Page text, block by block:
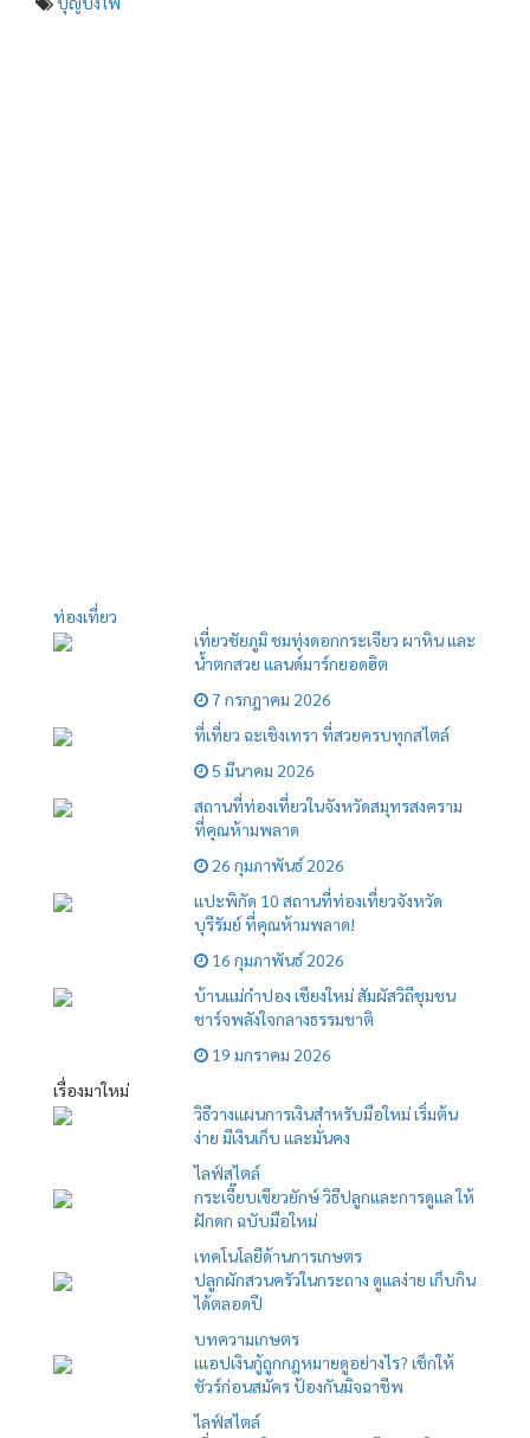
ท่องเที่ยว
เที่ยวชัยภูมิ ชมทุ่งดอกกระเจียว ผาหิน และ
น้ำตกสวย แลนด์มาร์กยอดฮิต
7 กรกฎาคม 2026
ที่เที่ยว ฉะเชิงเทรา ที่สวยครบทุกสไตล์
5 มีนาคม 2026
สถานที่ท่องเที่ยวในจังหวัดสมุทรสงคราม
ที่คุณห้ามพลาด
26 กุมภาพันธ์ 2026
แปะพิกัด 10 สถานที่ท่องเที่ยวจังหวัด
บุรีรัมย์ ที่คุณห้ามพลาด!
16 กุมภาพันธ์ 2026
บ้านแม่กำปอง เชียงใหม่ สัมผัสวิถีชุมชน
ชาร์จพลังใจกลางธรรมชาติ
19 มกราคม 2026
เรื่องมาใหม่
วิธีวางแผนการเงินสำหรับมือใหม่ เริ่มต้น
ง่าย มีเงินเก็บ และมั่นคง
ไลฟ์สไตล์
กระเจี๊ยบเขียวยักษ์ วิธีปลูกและการดูแล ให้
ฝักดก ฉบับมือใหม่
เทคโนโลยีด้านการเกษตร
ปลูกผักสวนครัวในกระถาง ดูแลง่าย เก็บกิน
ได้ตลอดปี
บทความเกษตร
เแอปเงินกู้ถูกกฎหมายดูอย่างไร? เช็กให้
ชัวร์ก่อนสมัคร ป้องกันมิจฉาชีพ
ไลฟ์สไตล์